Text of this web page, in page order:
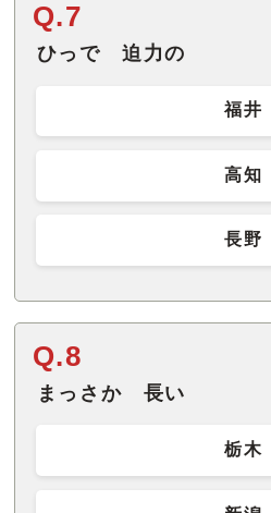
Q.7
ひっで 迫力の
福井
高知
長野
Q.8
まっさか 長い
栃木